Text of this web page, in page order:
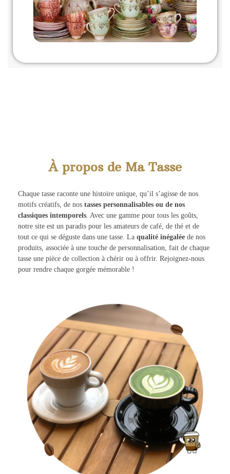
À propos de Ma Tasse
Chaque tasse raconte une histoire unique, qu’il s’agisse de nos
motifs créatifs, de nos tasses personnalisables ou de nos
classiques intemporels . Avec une gamme pour tous les goûts,
notre site est un paradis pour les amateurs de café, de thé et de
tout ce qui se déguste dans une tasse. La qualité inégalée de nos
produits, associée à une touche de personnalisation, fait de chaque
tasse une pièce de collection à chérir ou à offrir. Rejoignez-nous
pour rendre chaque gorgée mémorable !